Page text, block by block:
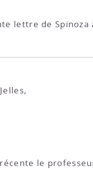
lettre de Spinoza
le